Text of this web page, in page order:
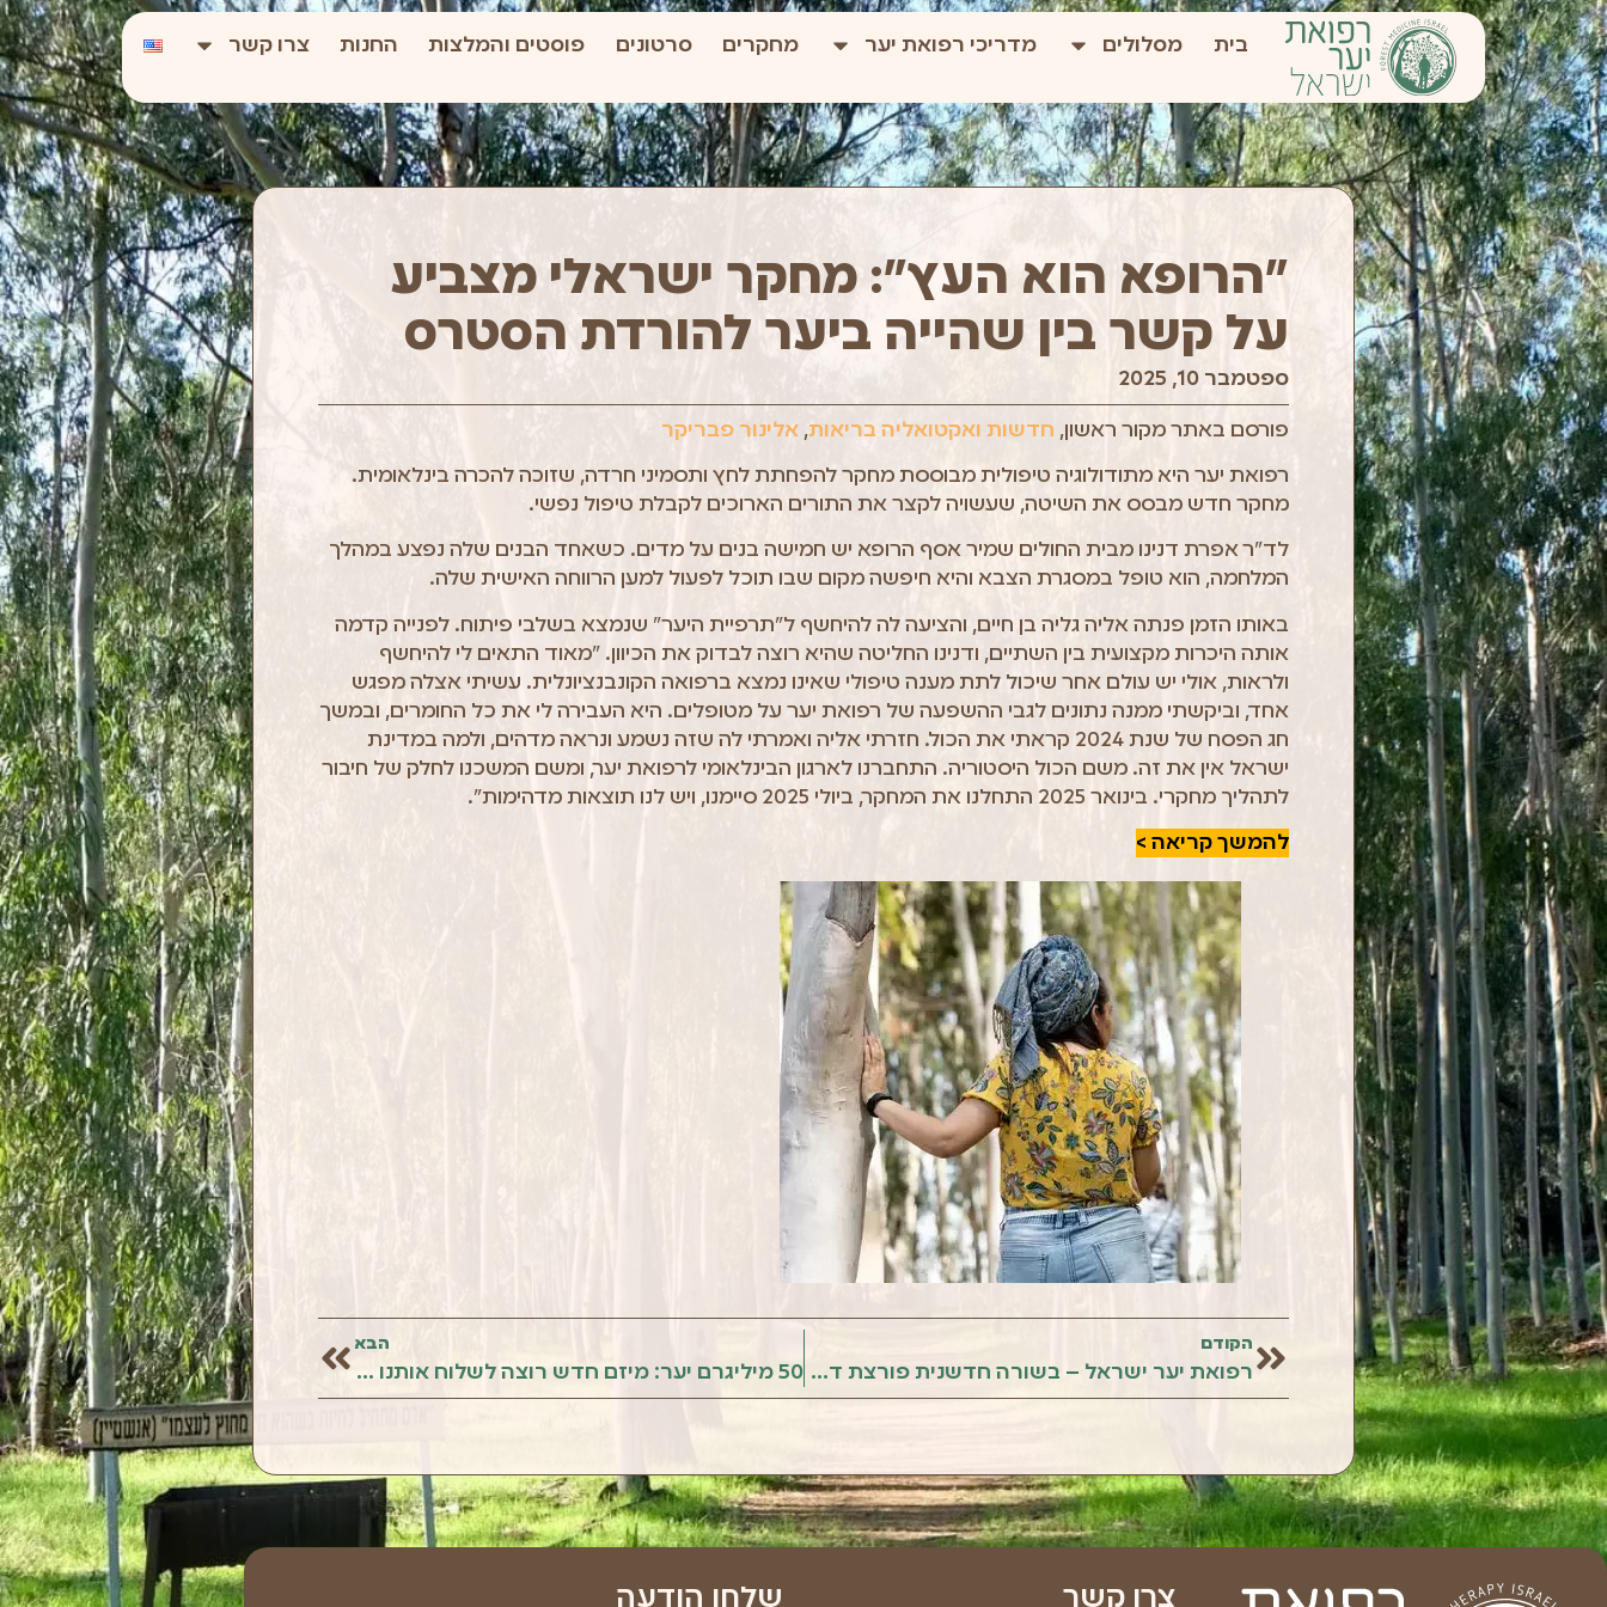
בית מסלולים מדריכי רפואת יער מחקרים סרטונים פוסטים והמלצות החנות צרו קשר
"הרופא הוא העץ": מחקר ישראלי מצביע
על קשר בין שהייה ביער להורדת הסטרס
ספטמבר 10, 2025
פורסם באתר מקור ראשון, חדשות ואקטואליה בריאות, אלינור פבריקר
רפואת יער היא מתודולוגיה טיפולית מבוססת מחקר להפחתת לחץ ותסמיני חרדה, שזוכה להכרה בינלאומית.
מחקר חדש מבסס את השיטה, שעשויה לקצר את התורים הארוכים לקבלת טיפול נפשי.
לד"ר אפרת דנינו מבית החולים שמיר אסף הרופא יש חמישה בנים על מדים. כשאחד הבנים שלה נפצע במהלך
המלחמה, הוא טופל במסגרת הצבא והיא חיפשה מקום שבו תוכל לפעול למען הרווחה האישית שלה.
באותו הזמן פנתה אליה גליה בן חיים, והציעה לה להיחשף ל"תרפיית היער" שנמצא בשלבי פיתוח. לפנייה קדמה
אותה היכרות מקצועית בין השתיים, ודנינו החליטה שהיא רוצה לבדוק את הכיוון. "מאוד התאים לי להיחשף
ולראות, אולי יש עולם אחר שיכול לתת מענה טיפולי שאינו נמצא ברפואה הקונבנציונלית. עשיתי אצלה מפגש
אחד, וביקשתי ממנה נתונים לגבי ההשפעה של רפואת יער על מטופלים. היא העבירה לי את כל החומרים, ובמשך
חג הפסח של שנת 2024 קראתי את הכול. חזרתי אליה ואמרתי לה שזה נשמע ונראה מדהים, ולמה במדינת
ישראל אין את זה. משם הכול היסטוריה. התחברנו לארגון הבינלאומי לרפואת יער, ומשם המשכנו לחלק של חיבור
לתהליך מחקרי. בינואר 2025 התחלנו את המחקר, ביולי 2025 סיימנו, ויש לנו תוצאות מדהימות".
להמשך קריאה >
הקודם
רפואת יער ישראל – בשורה חדשנית פורצת דרך
הבא
50 מיליגרם יער: מיזם חדש רוצה לשלוח אותנו לטבע כדי להפחית סטרס וחרדה
צרו קשר שלחו הודעה